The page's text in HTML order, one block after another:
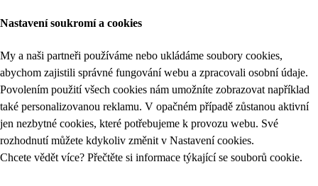
Nastavení soukromí a cookies
My a naši partneři používáme nebo ukládáme soubory cookies,
abychom zajistili správné fungování webu a zpracovali osobní údaje.
Povolením použití všech cookies nám umožníte zobrazovat například
také personalizovanou reklamu. V opačném případě zůstanou aktivní
jen nezbytné cookies, které potřebujeme k provozu webu. Své
rozhodnutí můžete kdykoliv změnit v Nastavení cookies.
Chcete vědět více? Přečtěte si informace týkající se souborů cookie.